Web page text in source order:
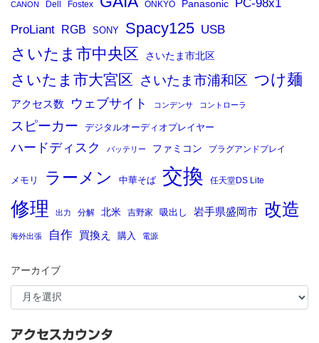
CANON Dell Fostex ONKYO Panasonic PC-98x1
ProLiant RGB SONY Spacy125 USB
さいたま市中央区 さいたま市北区
さいたま市大宮区 さいたま市浦和区 つけ麺
アクセス数 ウェブサイト コンデンサ コントローラ
スピーカー デジタルオーディオプレイヤー
ハードディスク バッテリー ファミコン プラグアンドプレイ
メモリ ラーメン 中華そば 交換 任天堂DS Lite
修理 出力 分解 北米 吉野家 吸出し 岩手県盛岡市 改造
海外出張 自作 買換え 購入 電源
アーカイブ
アクセスカウンタ